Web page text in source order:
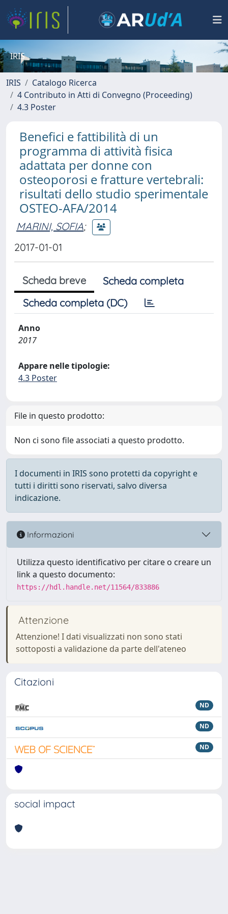
IRIS
IRIS
Catalogo Ricerca
4 Contributo in Atti di Convegno (Proceeding)
4.3 Poster
Benefici e fattibilità di un
programma di attività fisica
adattata per donne con
osteoporosi e fratture vertebrali:
risultati dello studio sperimentale
OSTEO-AFA/2014
MARINI, SOFIA;
2017-01-01
Scheda breve
Scheda completa
Scheda completa (DC)
Anno
2017
Appare nelle tipologie:
4.3 Poster
File in questo prodotto:
Non ci sono file associati a questo prodotto.
I documenti in IRIS sono protetti da copyright e
tutti i diritti sono riservati, salvo diversa
indicazione.
Informazioni
Utilizza questo identificativo per citare o creare un
link a questo documento:
https://hdl.handle.net/11564/833886
Attenzione
Attenzione! I dati visualizzati non sono stati
sottoposti a validazione da parte dell'ateneo
Citazioni
ND
ND
ND
social impact